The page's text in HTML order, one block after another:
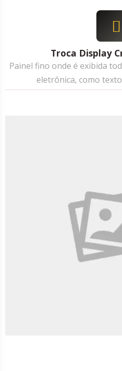
Troca Display
Painel fino onde é exibida
eletrônica, como